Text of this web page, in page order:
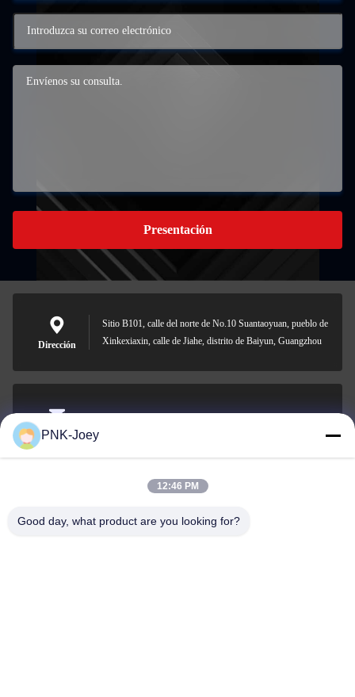
Presentación
Dirección
Sitio B101, calle del norte de No.10 Suantaoyuan, pueblo de
Xinkexiaxin, calle de Jiahe, distrito de Baiyun, Guangzhou
El correo
electrónico
008613580404923
PNK-Joey
12:46 PM
Good day, what product are you looking for?